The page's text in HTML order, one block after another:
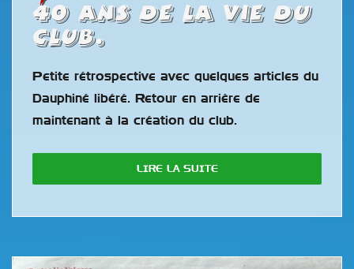
40 ans de la vie du
club.
Petite rétrospective avec quelques articles du
Dauphiné libéré. Retour en arrière de
maintenant à la création du club.
LIRE LA SUITE